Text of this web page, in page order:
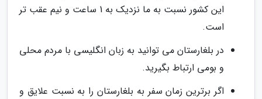
این کشور نسبت به ما نزدیک به 1 ساعت و نیم عقب تر
است.
در بلغارستان می توانید به زبان انگلیسی با مردم محلی
و بومی ارتباط بگیرید.
اگر برترین زمان سفر به بلغارستان را به نسبت علایق و